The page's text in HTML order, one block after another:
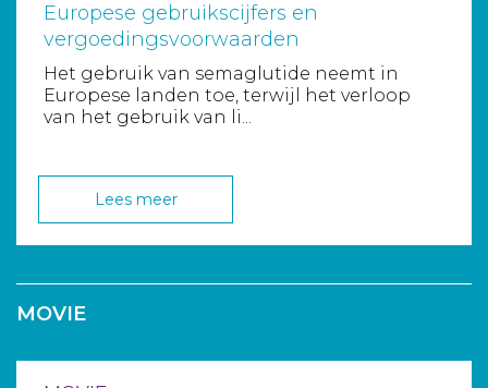
Europese gebruikscijfers en
vergoedingsvoorwaarden
Het gebruik van semaglutide neemt in
Europese landen toe, terwijl het verloop
van het gebruik van li...
Lees meer
MOVIE